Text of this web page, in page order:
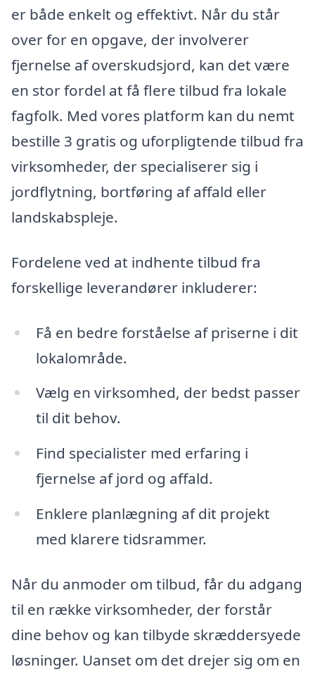
er både enkelt og effektivt. Når du står
over for en opgave, der involverer
fjernelse af overskudsjord, kan det være
en stor fordel at få flere tilbud fra lokale
fagfolk. Med vores platform kan du nemt
bestille 3 gratis og uforpligtende tilbud fra
virksomheder, der specialiserer sig i
jordflytning, bortføring af affald eller
landskabspleje.
Fordelene ved at indhente tilbud fra
forskellige leverandører inkluderer:
Få en bedre forståelse af priserne i dit
lokalområde.
Vælg en virksomhed, der bedst passer
til dit behov.
Find specialister med erfaring i
fjernelse af jord og affald.
Enklere planlægning af dit projekt
med klarere tidsrammer.
Når du anmoder om tilbud, får du adgang
til en række virksomheder, der forstår
dine behov og kan tilbyde skræddersyede
løsninger. Uanset om det drejer sig om en